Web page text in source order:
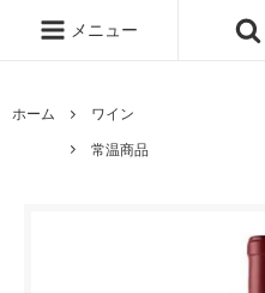
メニュー
ホーム
ワイン
常温商品